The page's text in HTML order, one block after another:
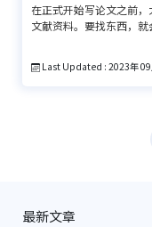
在正式开始写论文之前
文献资料。要找东西，
Last Updated : 2023年 09
最新文章